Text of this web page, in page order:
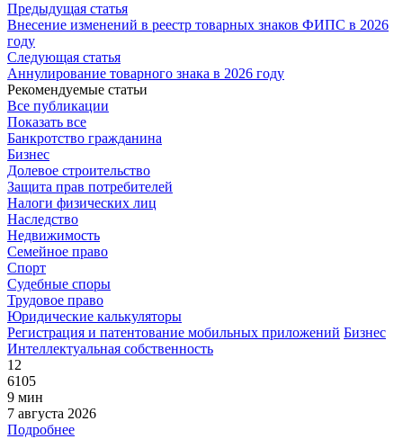
Предыдущая статья
Внесение изменений в реестр товарных знаков ФИПС в 2026
году
Следующая статья
Аннулирование товарного знака в 2026 году
Рекомендуемые статьи
Все публикации
Показать все
Банкротство гражданина
Бизнес
Долевое строительство
Защита прав потребителей
Налоги физических лиц
Наследство
Недвижимость
Семейное право
Спорт
Судебные споры
Трудовое право
Юридические калькуляторы
Регистрация и патентование мобильных приложений Бизнес
Интеллектуальная собственность
12
6105
9 мин
7 августа 2026
Подробнее